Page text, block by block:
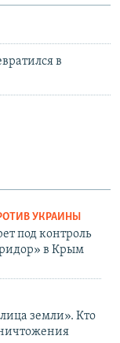
в
УКРАИНЫ
под контроль
в Крым
земли». Кто